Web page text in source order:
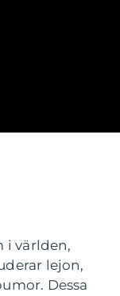
i världen,
lejon,
Dessa